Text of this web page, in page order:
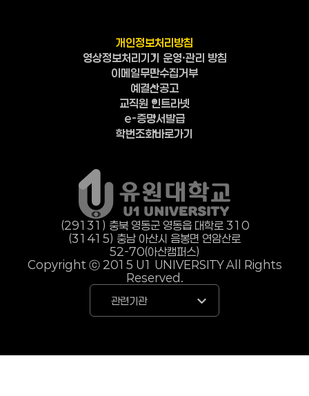
개인정보처리방침
영상정보처리기기 운영·관리 방침
이메일무단수집거부
예결산공고
교직원 인트라넷
e-증명서발급
학번조회바로가기
(29131) 충북 영동군 영동읍 대학로 310
(31415) 충남 아산시 음봉면 연암산로
52-70(아산캠퍼스)
Copyright ⓒ 2015 U1 UNIVERSITY All Rights
Reserved.
관련기관